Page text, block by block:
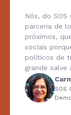
Nós, do
parceria de
próximos,
sociais
políticos de
grande salve
SOS